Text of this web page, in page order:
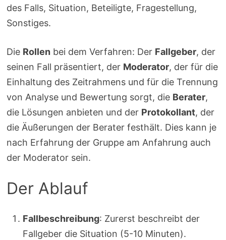
des Falls, Situation, Beteiligte, Fragestellung,
Sonstiges.
Die Rollen bei dem Verfahren: Der Fallgeber, der
seinen Fall präsentiert, der Moderator, der für die
Einhaltung des Zeitrahmens und für die Trennung
von Analyse und Bewertung sorgt, die Berater,
die Lösungen anbieten und der Protokollant, der
die Äußerungen der Berater festhält. Dies kann je
nach Erfahrung der Gruppe am Anfahrung auch
der Moderator sein.
Der Ablauf
Fallbeschreibung: Zurerst beschreibt der
Fallgeber die Situation (5-10 Minuten).